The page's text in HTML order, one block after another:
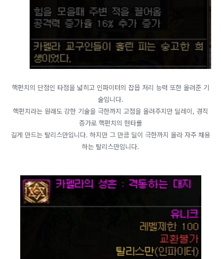
핵펀치의 단점인 타점을 넓히고 인파이터의 잡몹 처리 능력 또한 올려준 기
술입니다.
핵펀치라는 원래도 강한 기술을 극한까지 고점을 올려주지만 딜레이, 경직
증가로 핵펀치의 현타를
길게 만드는 탈리스만입니다. 하지만 그 만큼 딜이 극한까지 올라 자주 채용
하는 탈리스만입니다.